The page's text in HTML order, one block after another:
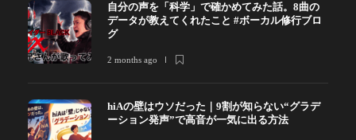
自分の声を「科学」で確かめてみた話。8曲の
データが教えてくれたこと #ボーカル修行ブロ
グ
2 months ago
hiAの壁はウソだった｜9割が知らない“グラデ
ーション発声”で高音が一気に出る方法